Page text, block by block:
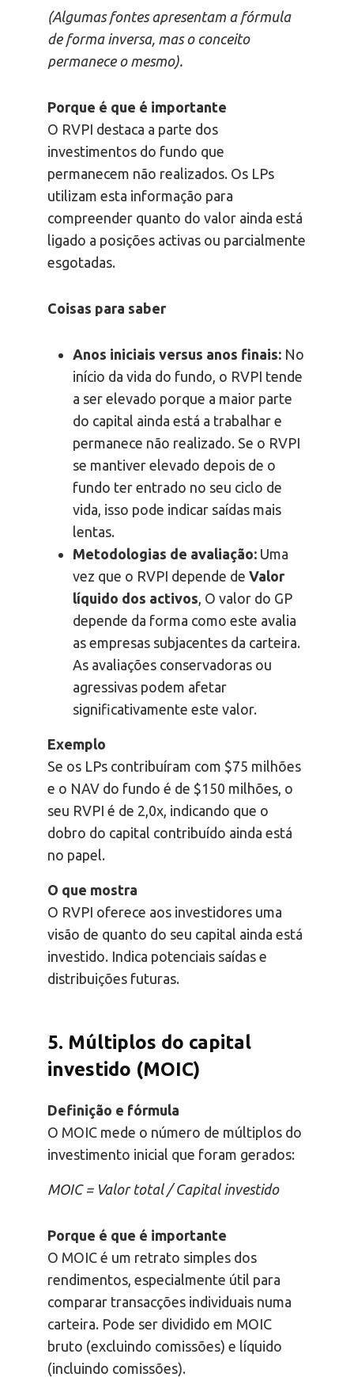
(Algumas fontes apresentam a fórmula
de forma inversa, mas o conceito
permanece o mesmo).
Porque é que é importante
O RVPI destaca a parte dos
investimentos do fundo que
permanecem não realizados. Os LPs
utilizam esta informação para
compreender quanto do valor ainda está
ligado a posições activas ou parcialmente
esgotadas.
Coisas para saber
Anos iniciais versus anos finais: No
início da vida do fundo, o RVPI tende
a ser elevado porque a maior parte
do capital ainda está a trabalhar e
permanece não realizado. Se o RVPI
se mantiver elevado depois de o
fundo ter entrado no seu ciclo de
vida, isso pode indicar saídas mais
lentas.
Metodologias de avaliação: Uma
vez que o RVPI depende de Valor
líquido dos activos, O valor do GP
depende da forma como este avalia
as empresas subjacentes da carteira.
As avaliações conservadoras ou
agressivas podem afetar
significativamente este valor.
Exemplo
Se os LPs contribuíram com $75 milhões
e o NAV do fundo é de $150 milhões, o
seu RVPI é de 2,0x, indicando que o
dobro do capital contribuído ainda está
no papel.
O que mostra
O RVPI oferece aos investidores uma
visão de quanto do seu capital ainda está
investido. Indica potenciais saídas e
distribuições futuras.
5. Múltiplos do capital
investido (MOIC)
Definição e fórmula
O MOIC mede o número de múltiplos do
investimento inicial que foram gerados:
MOIC = Valor total / Capital investido
Porque é que é importante
O MOIC é um retrato simples dos
rendimentos, especialmente útil para
comparar transacções individuais numa
carteira. Pode ser dividido em MOIC
bruto (excluindo comissões) e líquido
(incluindo comissões).